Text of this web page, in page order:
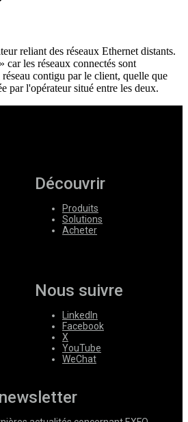
reliant des réseaux Ethernet distants.
car les réseaux connectés sont
contigu par le client, quelle que
par l'opérateur situé entre les deux.
Découvrir
Produits
Solutions
Acheter
Nous suivre
LinkedIn
Facebook
X
YouTube
WeChat